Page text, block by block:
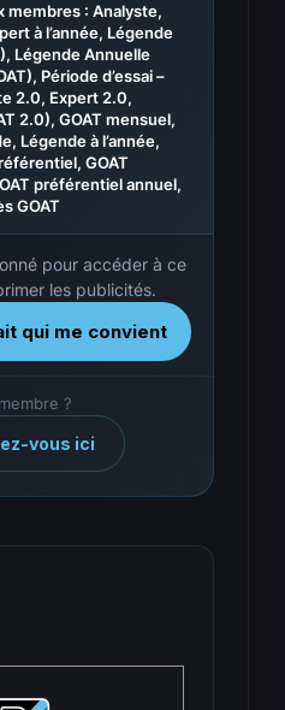
membres : Analyste,
à l’année, Légende
Légende Annuelle
Période d’essai –
2.0, Expert 2.0,
2.0), GOAT mensuel,
Légende à l’année,
GOAT
préférentiel annuel,
GOAT
pour accéder à ce
les publicités.
qui me convient
?
vous ici